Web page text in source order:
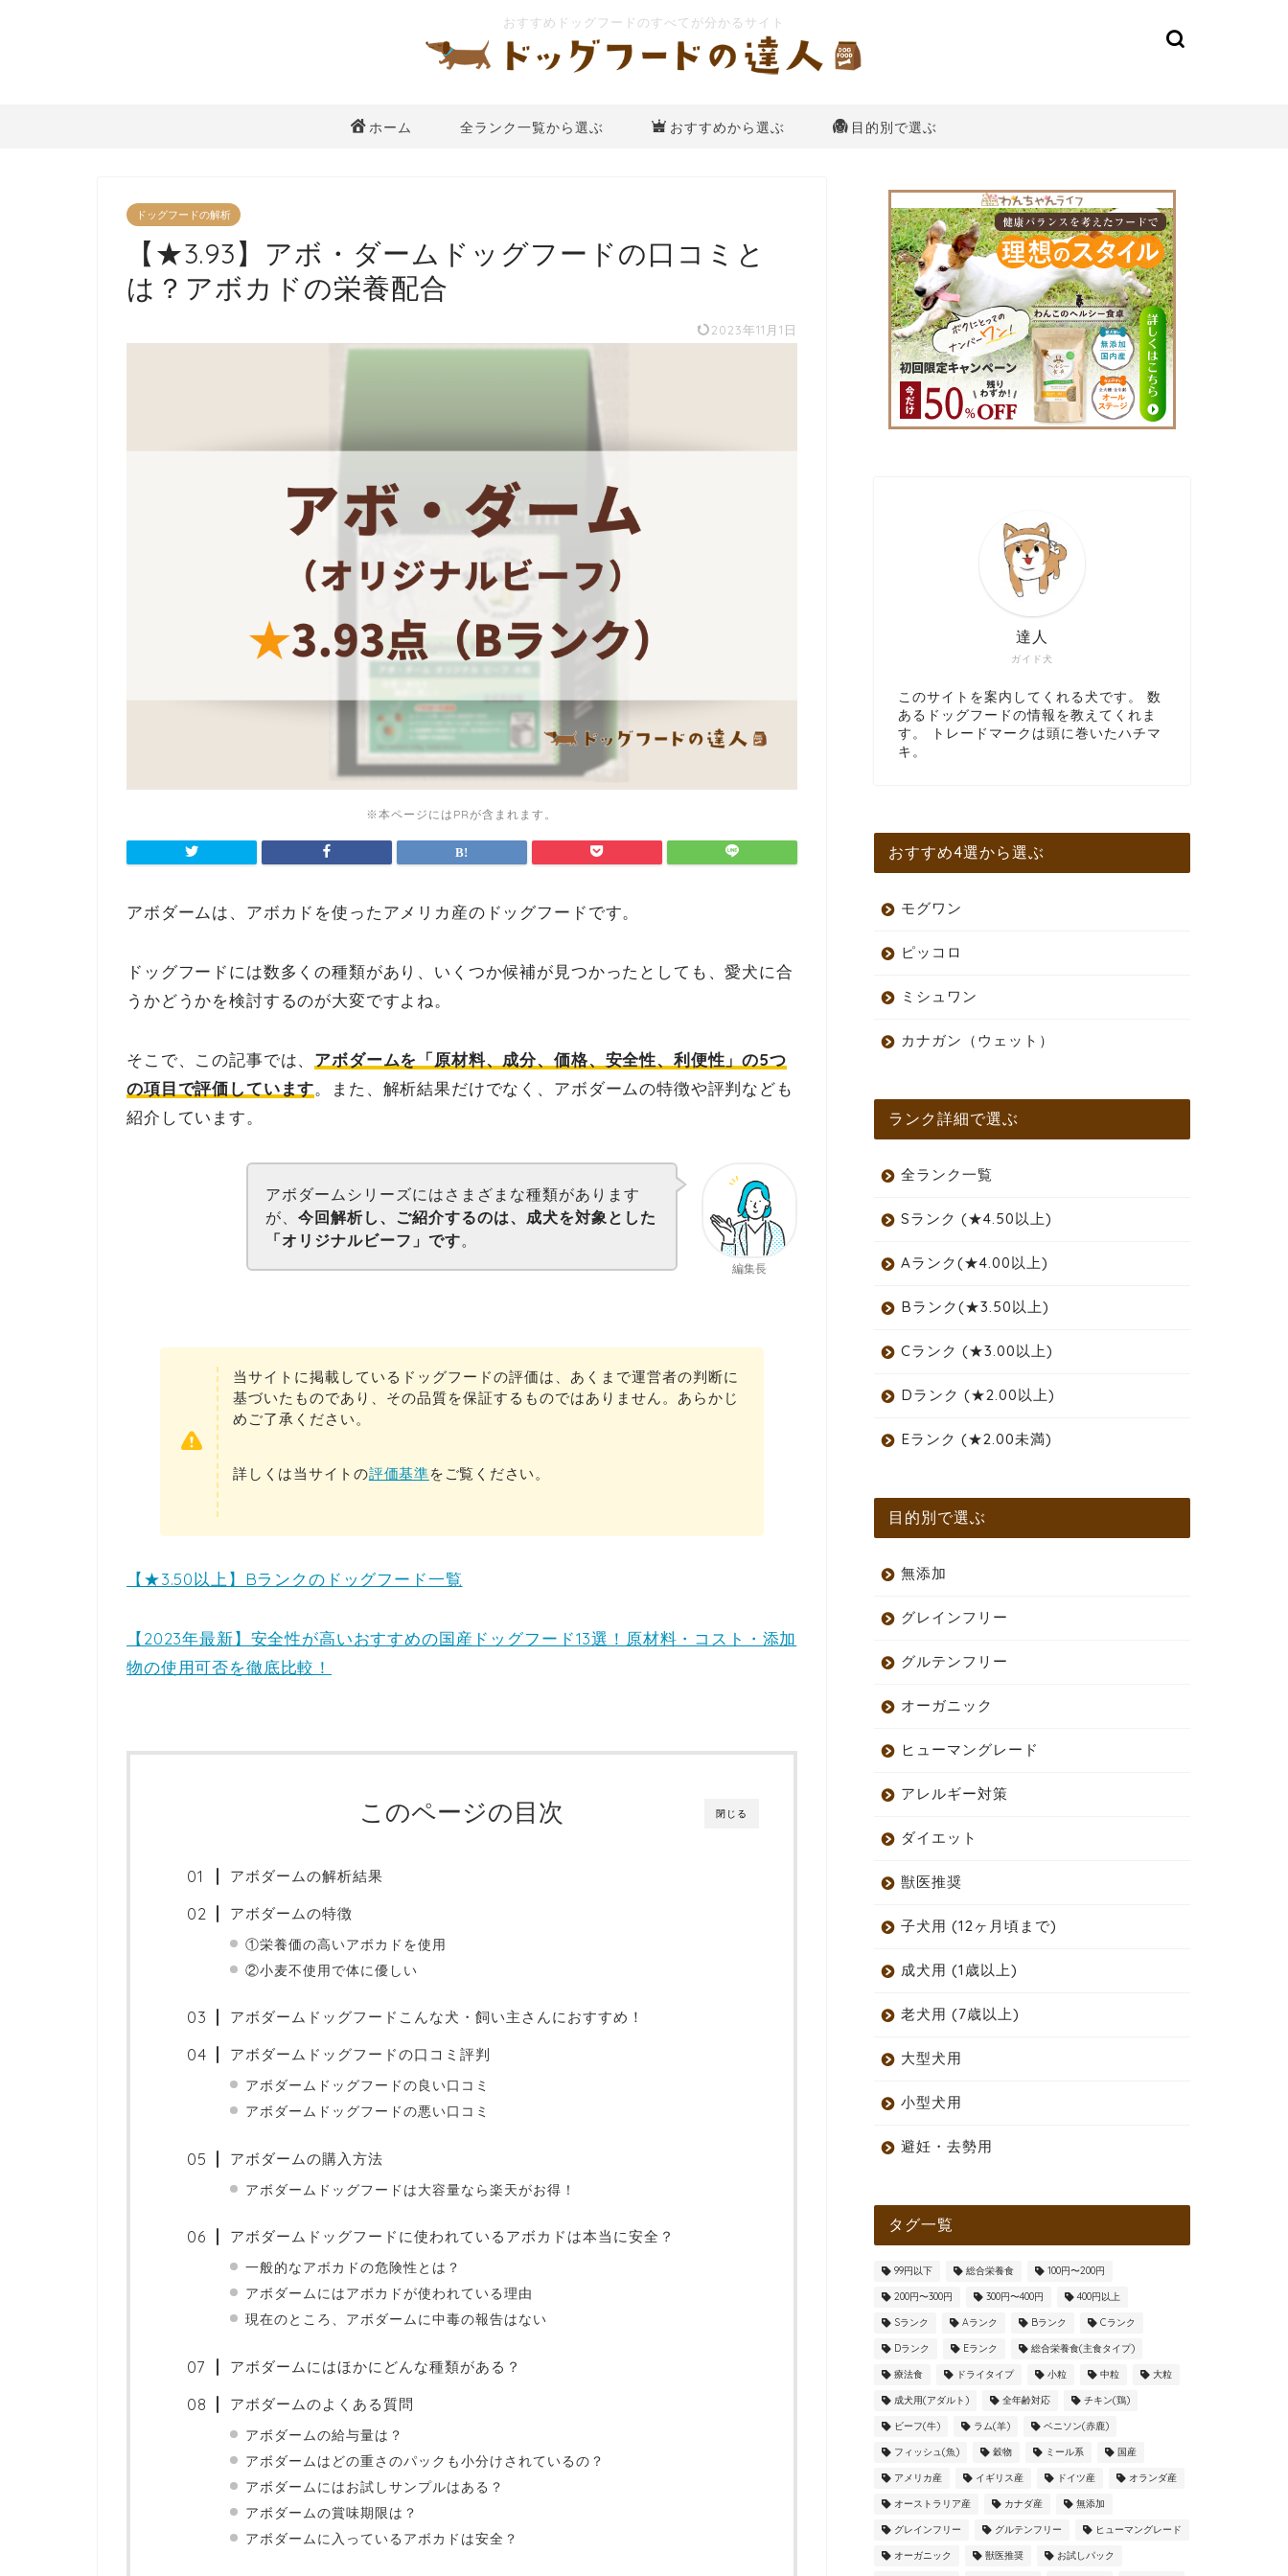
ホーム 全ランク一覧から選ぶ おすすめから選ぶ 目的別で選ぶ
ドッグフードの解析
【★3.93】アボ・ダームドッグフードの口コミと
は？アボカドの栄養配合
2023年11月1日
※本ページにはPRが含まれます。
アボダームは、アボカドを使ったアメリカ産のドッグフードです。
ドッグフードには数多くの種類があり、いくつか候補が見つかったとしても、愛犬に合
うかどうかを検討するのが大変ですよね。
そこで、この記事では、 アボダームを「原材料、成分、価格、安全性、利便性」の5つ
の項目で評価しています。また、解析結果だけでなく、アボダームの特徴や評判なども
紹介しています。
編集長
アボダームシリーズにはさまざまな種類があります
が、今回解析し、ご紹介するのは、成犬を対象とした
「オリジナルビーフ」です。
当サイトに掲載しているドッグフードの評価は、あくまで運営者の判断に
基づいたものであり、その品質を保証するものではありません。あらかじ
めご了承ください。
詳しくは当サイトの評価基準をご覧ください。
【★3.50以上】Bランクのドッグフード一覧
【2023年最新】安全性が高いおすすめの国産ドッグフード13選！原材料・コスト・添加
物の使用可否を徹底比較！
閉じる
このページの目次
アボダームの解析結果
アボダームの特徴
①栄養価の高いアボカドを使用
②小麦不使用で体に優しい
アボダームドッグフードこんな犬・飼い主さんにおすすめ！
アボダームドッグフードの口コミ評判
アボダームドッグフードの良い口コミ
アボダームドッグフードの悪い口コミ
アボダームの購入方法
アボダームドッグフードは大容量なら楽天がお得！
アボダームドッグフードに使われているアボカドは本当に安全？
一般的なアボカドの危険性とは？
アボダームにはアボカドが使われている理由
現在のところ、アボダームに中毒の報告はない
アボダームにはほかにどんな種類がある？
アボダームのよくある質問
アボダームの給与量は？
アボダームはどの重さのパックも小分けされているの？
アボダームにはお試しサンプルはある？
アボダームの賞味期限は？
アボダームに入っているアボカドは安全？
ガイド犬
達人
このサイトを案内してくれる犬です。 数
あるドッグフードの情報を教えてくれま
す。 トレードマークは頭に巻いたハチマ
キ。
おすすめ4選から選ぶ
モグワン
ピッコロ
ミシュワン
カナガン（ウェット）
ランク詳細で選ぶ
全ランク一覧
Sランク (★4.50以上)
Aランク(★4.00以上)
Bランク(★3.50以上)
Cランク (★3.00以上)
Dランク (★2.00以上)
Eランク (★2.00未満)
目的別で選ぶ
無添加
グレインフリー
グルテンフリー
オーガニック
ヒューマングレード
アレルギー対策
ダイエット
獣医推奨
子犬用 (12ヶ月頃まで)
成犬用 (1歳以上)
老犬用 (7歳以上)
大型犬用
小型犬用
避妊・去勢用
タグ一覧
99円以下 総合栄養食 100円〜200円
200円〜300円 300円〜400円 400円以上
Sランク Aランク Bランク Cランク
Dランク Eランク 総合栄養食(主食タイプ)
療法食 ドライタイプ 小粒 中粒 大粒
成犬用(アダルト) 全年齢対応 チキン(鶏)
ビーフ(牛) ラム(羊) ベニソン(赤鹿)
フィッシュ(魚) 穀物 ミール系 国産
アメリカ産 イギリス産 ドイツ産 オランダ産
オーストラリア産 カナダ産 無添加
グレインフリー グルテンフリー ヒューマングレード
オーガニック 獣医推奨 お試しパック